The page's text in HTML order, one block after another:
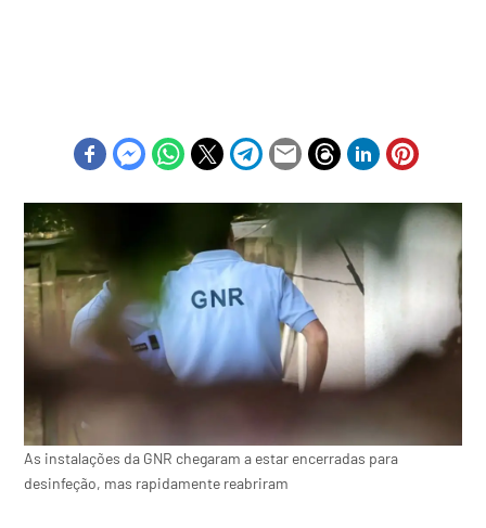
As instalações da GNR chegaram a estar encerradas para
desinfeção, mas rapidamente reabriram